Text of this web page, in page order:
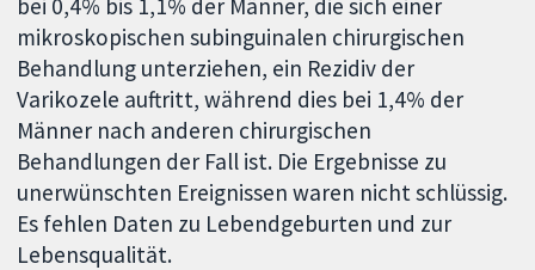
mikroskopischen subinguinalen chirurgischen
Behandlung unterziehen, ein Rezidiv der
Varikozele auftritt, während dies bei 1,4% der
Männer nach anderen chirurgischen
Behandlungen der Fall ist. Die Ergebnisse zu
unerwünschten Ereignissen waren nicht schlüssig.
Es fehlen Daten zu Lebendgeburten und zur
Lebensqualität.